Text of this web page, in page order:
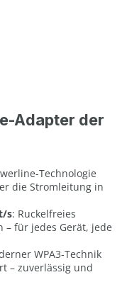
Adapter der
Technologie
die Stromleitung in
s: Ruckelfreies
– für jedes Gerät, jede
WPA3-Technik
– zuverlässig und